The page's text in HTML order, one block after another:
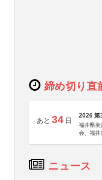
締め切り直
あと 34 日
2026 第
福井県美
会、福井
ニュース